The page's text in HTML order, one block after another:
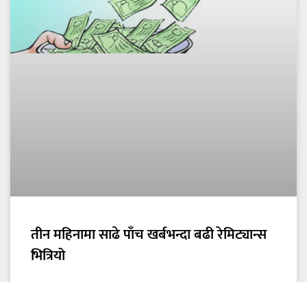
तीन महिनामा साढे पाँच खर्बभन्दा बढी रेमिट्यान्स
भित्रियो